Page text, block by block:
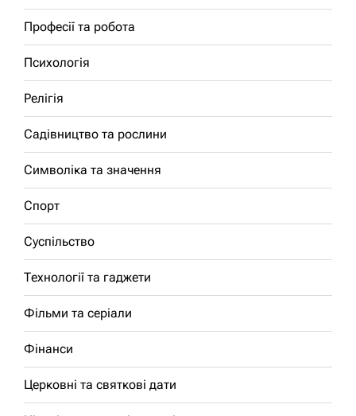
Професії та робота
Психологія
Релігія
Садівництво та рослини
Символіка та значення
Спорт
Суспільство
Технології та гаджети
Фільми та серіали
Фінанси
Церковні та святкові дати